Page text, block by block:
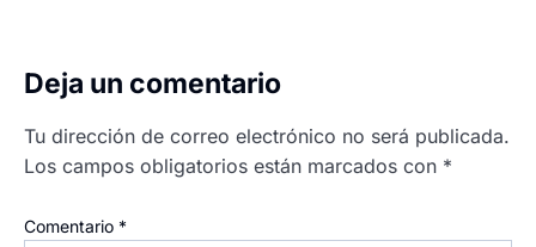
Deja un comentario
Tu dirección de correo electrónico no será publicada.
Los campos obligatorios están marcados con *
Comentario *